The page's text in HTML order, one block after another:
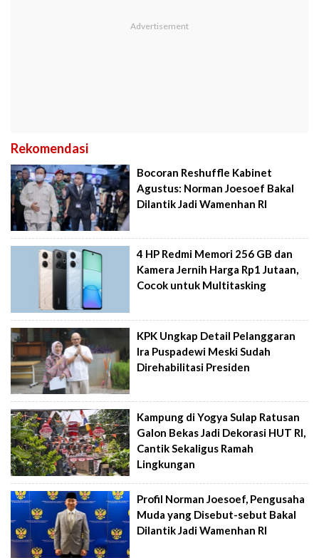
Rekomendasi
Bocoran Reshuffle Kabinet
Agustus: Norman Joesoef Bakal
Dilantik Jadi Wamenhan RI
4 HP Redmi Memori 256 GB dan
Kamera Jernih Harga Rp1 Jutaan,
Cocok untuk Multitasking
KPK Ungkap Detail Pelanggaran
Ira Puspadewi Meski Sudah
Direhabilitasi Presiden
Kampung di Yogya Sulap Ratusan
Galon Bekas Jadi Dekorasi HUT RI,
Cantik Sekaligus Ramah
Lingkungan
Profil Norman Joesoef, Pengusaha
Muda yang Disebut-sebut Bakal
Dilantik Jadi Wamenhan RI